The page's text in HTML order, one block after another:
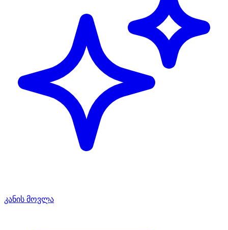
კანის მოვლა